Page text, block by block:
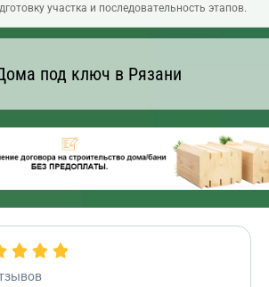
участка и последовательность этапов.
под ключ в Рязани